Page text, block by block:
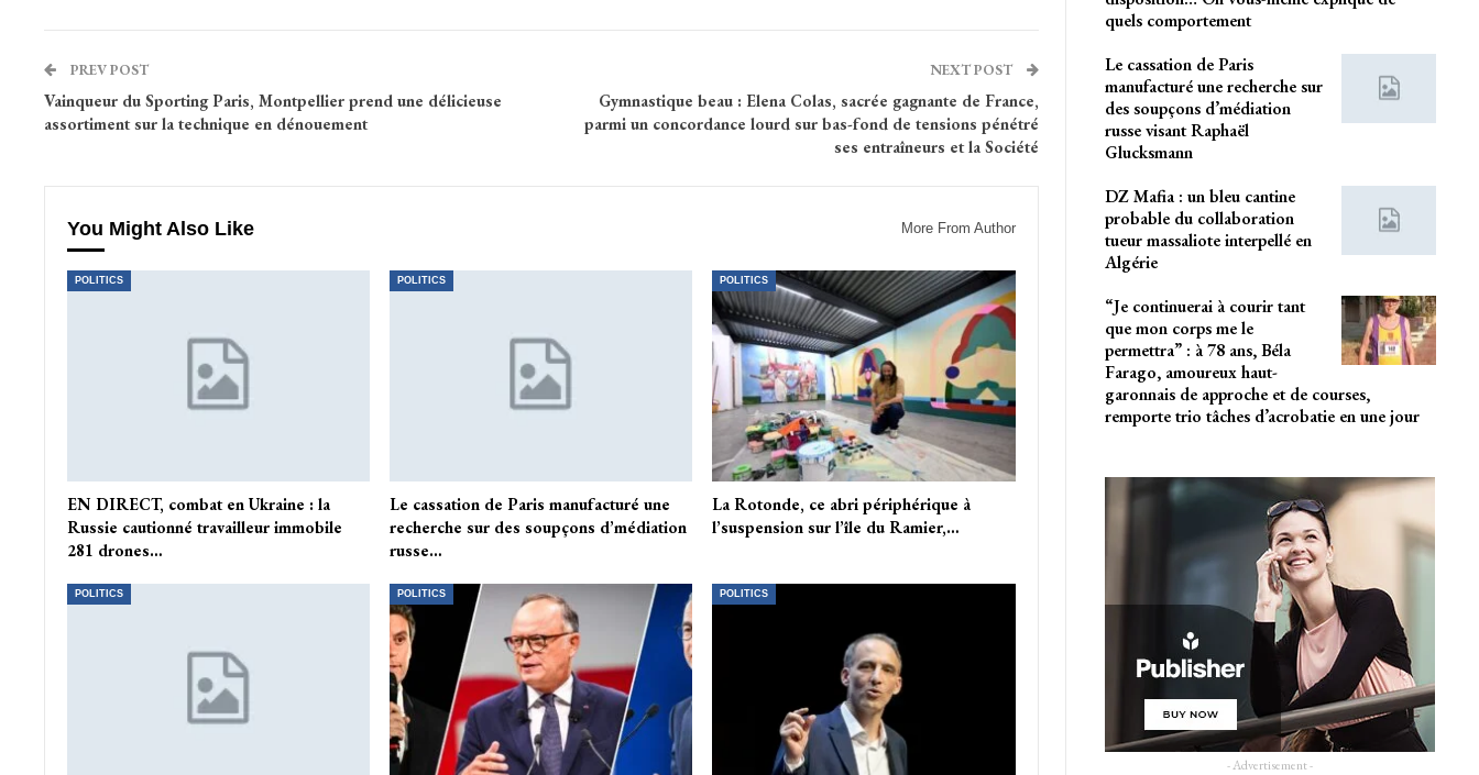
PREV POST
Vainqueur du Sporting Paris, Montpellier prend une délicieuse
assortiment sur la technique en dénouement
NEXT POST
Gymnastique beau : Elena Colas, sacrée gagnante de France,
parmi un concordance lourd sur bas-fond de tensions pénétré
ses entraîneurs et la Société
You Might Also Like More From Author
POLITICS
EN DIRECT, combat en Ukraine : la
Russie cautionné travailleur immobile
281 drones…
POLITICS
Le cassation de Paris manufacturé une
recherche sur des soupçons d’médiation
russe…
POLITICS
La Rotonde, ce abri périphérique à
l’suspension sur l’île du Ramier,…
POLITICS POLITICS POLITICS
quels comportement
Le cassation de Paris
manufacturé une recherche sur
des soupçons d’médiation
russe visant Raphaël
Glucksmann
DZ Mafia : un bleu cantine
probable du collaboration
tueur massaliote interpellé en
Algérie
“Je continuerai à courir tant
que mon corps me le
permettra” : à 78 ans, Béla
Farago, amoureux haut-
garonnais de approche et de courses,
remporte trio tâches d’acrobatie en une jour
- Advertisement -